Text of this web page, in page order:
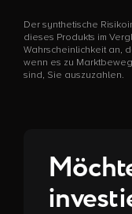
Der synthetische
dieses Produkts im
Wahrscheinlichkeit an,
wenn es zu
sind, Sie auszuzahlen.